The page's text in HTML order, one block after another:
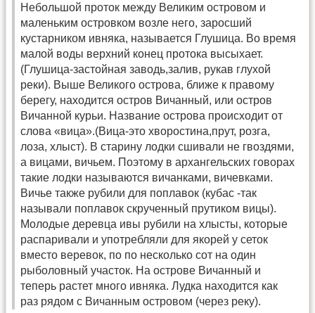
Небольшой проток между Великим островом и
маленьким островком возле него, заросший
кустарником ивняка, называется Глушица. Во время
малой воды верхний конец протока высыхает.
(Глушица-застойная заводь,залив, рукав глухой
реки). Выше Великого острова, ближе к правому
берегу, находится остров Вичанный, или остров
Вичанной курьи. Название острова происходит от
слова «вица».(Вица-это хворостина,прут, розга,
лоза, хлыст). В старину лодки сшивали не гвоздями,
а вицами, вичьем. Поэтому в архангельских говорах
такие лодки называются вичанками, вичевками.
Вичье также рубили для поплавок (кубас -так
называли поплавок скрученный прутиком вицы).
Молодые деревца ивы рубили на хлысты, которые
распаривали и употребляли для якорей у сеток
вместо веревок, по по несколько сот на один
рыболовный участок. На острове Вичанный и
теперь растет много ивняка. Лудка находится как
раз рядом с Вичанным островом (через реку).